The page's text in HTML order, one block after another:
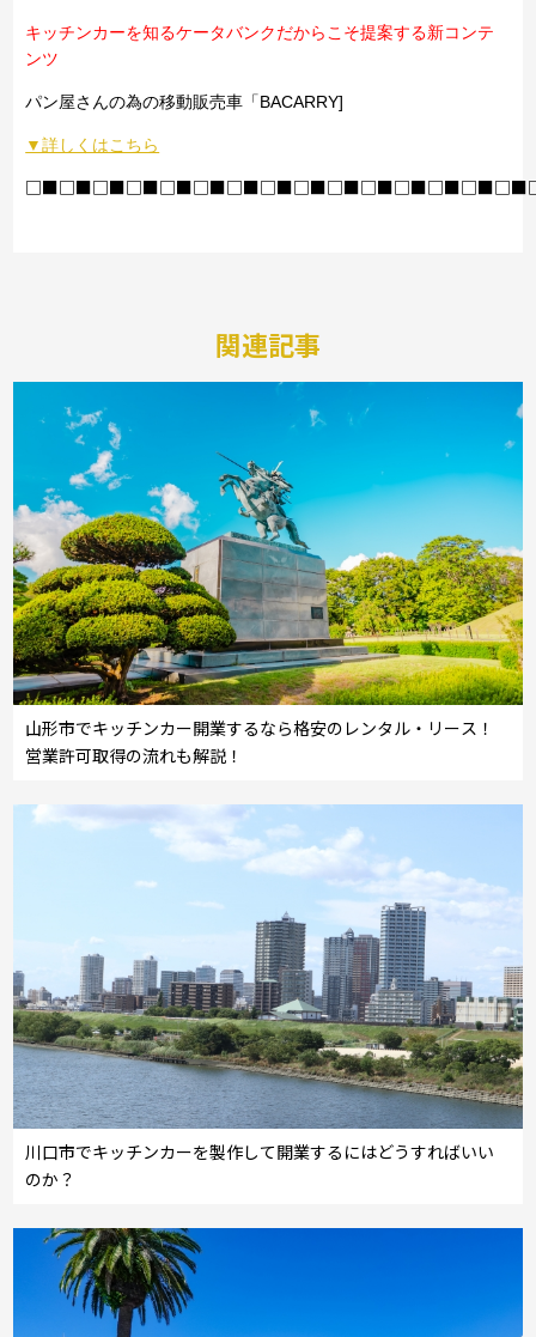
キッチンカーを知るケータバンクだからこそ提案する新コンテ
ンツ
パン屋さんの為の移動販売車「BACARRY]
▼詳しくはこちら
関連記事
山形市でキッチンカー開業するなら格安のレンタル・リース！
営業許可取得の流れも解説！
川口市でキッチンカーを製作して開業するにはどうすればいい
のか？